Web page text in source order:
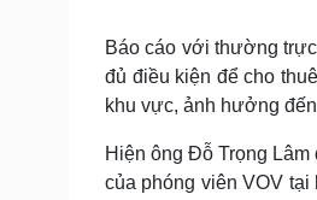
Báo cáo với thường
đủ điều kiện để cho
khu vực, ảnh hưởng
Hiện ông Đỗ Trọng
của phóng viên VOV